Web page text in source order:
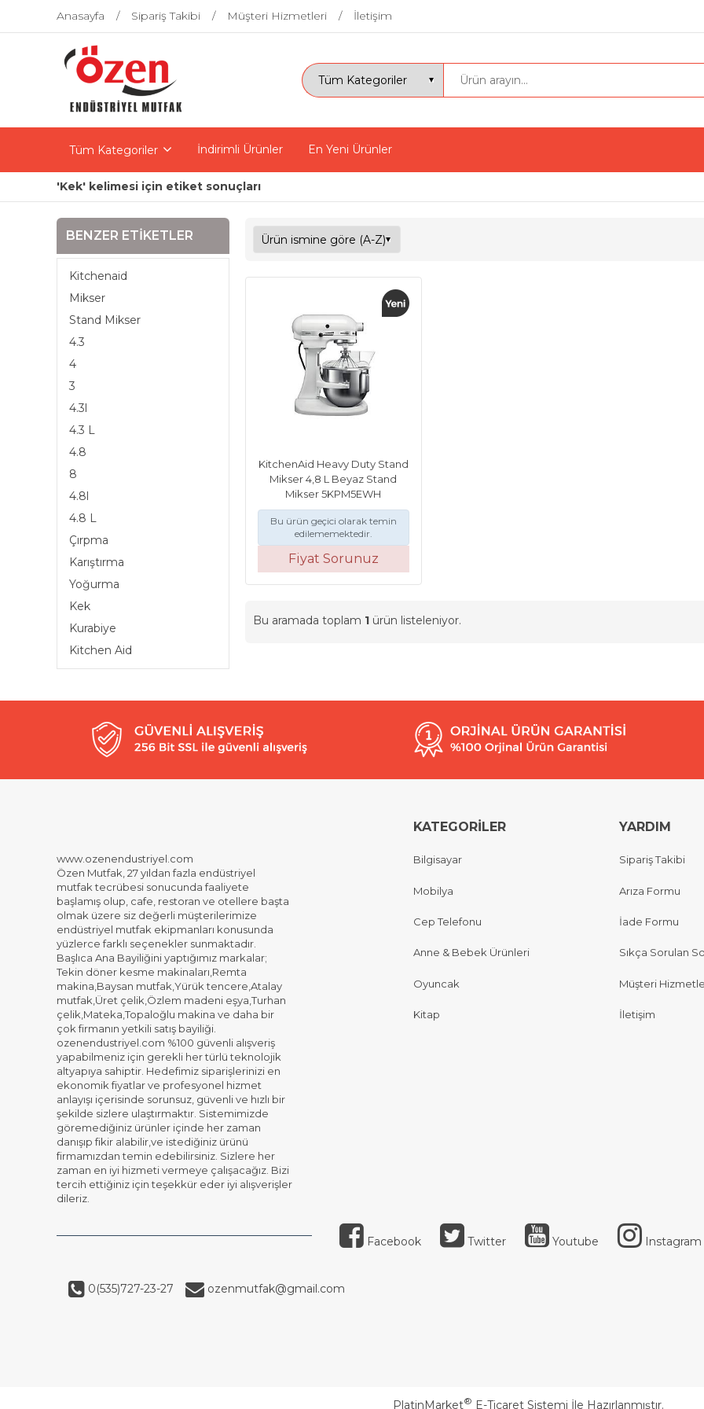
Anasayfa Sipariş Takibi Müşteri Hizmetleri İletişim
Tüm Kategoriler İndirimli Ürünler En Yeni Ürünler
'Kek' kelimesi için etiket sonuçları
BENZER ETIKETLER
Kitchenaid
Mikser
Stand Mikser
4.3
4
3
4.3l
4.3 L
4.8
8
4.8l
4.8 L
Çırpma
Karıştırma
Yoğurma
Kek
Kurabiye
Kitchen Aid
KitchenAid Heavy Duty Stand
Mikser 4,8 L Beyaz Stand
Mikser 5KPM5EWH
Bu ürün geçici olarak temin
edilememektedir.
Fiyat Sorunuz
Bu aramada toplam 1 ürün listeleniyor.
www.ozenendustriyel.com
Özen Mutfak, 27 yıldan fazla endüstriyel
mutfak tecrübesi sonucunda faaliyete
başlamış olup, cafe, restoran ve otellere başta
olmak üzere siz değerli müşterilerimize
endüstriyel mutfak ekipmanları konusunda
yüzlerce farklı seçenekler sunmaktadır.
Başlıca Ana Bayiliğini yaptığımız markalar;
Tekin döner kesme makinaları,Remta
makina,Baysan mutfak,Yürük tencere,Atalay
mutfak,Üret çelik,Özlem madeni eşya,Turhan
çelik,Mateka,Topaloğlu makina ve daha bir
çok firmanın yetkili satış bayiliği.
ozenendustriyel.com %100 güvenli alışveriş
yapabilmeniz için gerekli her türlü teknolojik
altyapıya sahiptir. Hedefimiz siparişlerinizi en
ekonomik fiyatlar ve profesyonel hizmet
anlayışı içerisinde sorunsuz, güvenli ve hızlı bir
şekilde sizlere ulaştırmaktır. Sistemimizde
göremediğiniz ürünler içinde her zaman
danışıp fikir alabilir,ve istediğiniz ürünü
firmamızdan temin edebilirsiniz. Sizlere her
zaman en iyi hizmeti vermeye çalışacağız. Bizi
tercih ettiğiniz için teşekkür eder iyi alışverişler
dileriz.
KATEGORİLER
Bilgisayar
Mobilya
Cep Telefonu
Anne & Bebek Ürünleri
Oyuncak
Kitap
YARDIM
Sipariş Takibi
Arıza Formu
İade Formu
Sıkça Sorulan
Müşteri
İletişim
Facebook Twitter Youtube Instagram
0(535)727-23-27 ozenmutfak@gmail.com
PlatinMarket® E-Ticaret Sistemi İle Hazırlanmıştır.